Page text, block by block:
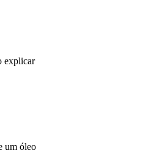
explicar
um óleo